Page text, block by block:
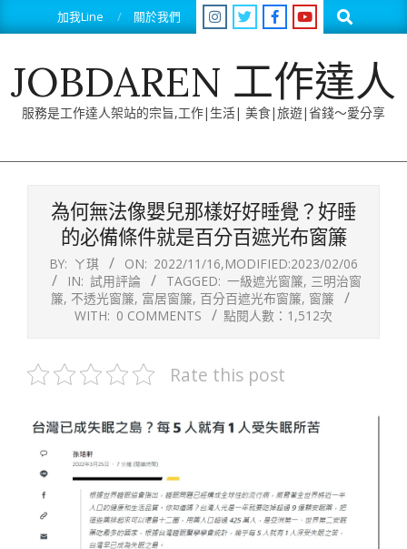
to
加我Line 關於我們 Search
JOBDAREN 工作達人
服務是工作達人架站的宗旨,工作|生活| 美食|旅遊|省錢～愛分享
為何無法像嬰兒那樣好好睡覺？好睡
的必備條件就是百分百遮光布窗簾
BY: ㄚ琪 ON: 2022/11/16,MODIFIED:2023/02/06
IN: 試用評論 TAGGED: 一級遮光窗簾, 三明治窗
簾, 不透光窗簾, 富居窗簾, 百分百遮光布窗簾, 窗簾
WITH: 0 COMMENTS 點閱人數：1,512次
Rate this post